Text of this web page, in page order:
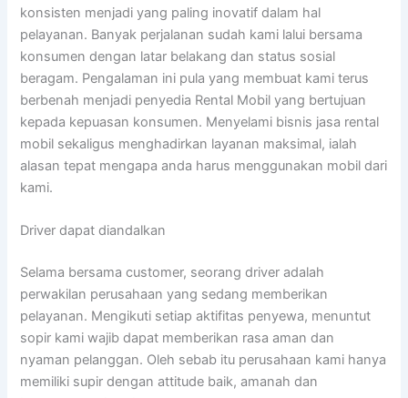
konsisten menjadi yang paling inovatif dalam hal
pelayanan. Banyak perjalanan sudah kami lalui bersama
konsumen dengan latar belakang dan status sosial
beragam. Pengalaman ini pula yang membuat kami terus
berbenah menjadi penyedia Rental Mobil yang bertujuan
kepada kepuasan konsumen. Menyelami bisnis jasa rental
mobil sekaligus menghadirkan layanan maksimal, ialah
alasan tepat mengapa anda harus menggunakan mobil dari
kami.
Driver dapat diandalkan
Selama bersama customer, seorang driver adalah
perwakilan perusahaan yang sedang memberikan
pelayanan. Mengikuti setiap aktifitas penyewa, menuntut
sopir kami wajib dapat memberikan rasa aman dan
nyaman pelanggan. Oleh sebab itu perusahaan kami hanya
memiliki supir dengan attitude baik, amanah dan